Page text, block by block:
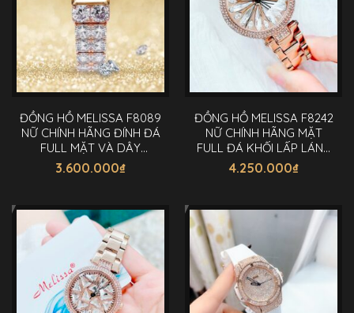
ĐỒNG HỒ MELISSA F8089
NỮ CHÍNH HÃNG ĐÍNH ĐÁ
FULL MẶT VÀ DÂY
15X19MM
3.600.000₫
ĐỒNG HỒ MELISSA F8242
NỮ CHÍNH HÃNG MẶT
FULL ĐÁ KHỐI LẤP LÁNH
37MM
4.250.000₫